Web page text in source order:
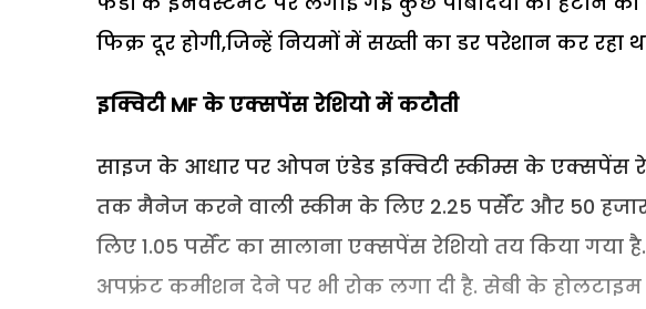
फिक्र दूर होगी,जिन्हें नियमों में सख्ती का डर परेशान कर रहा
इक्विटी MF के एक्सपेंस रेशियो में कटौती
साइज के आधार पर ओपन एंडेड इक्विटी स्कीम्स के एक्सपेंस
तक मैनेज करने वाली स्कीम के लिए 2.25 पर्सेंट और 50
लिए 1.05 पर्सेंट का सालाना एक्सपेंस रेशियो तय किया गया
अपफ्रंट कमीशन देने पर भी रोक लगा दी है. सेबी के